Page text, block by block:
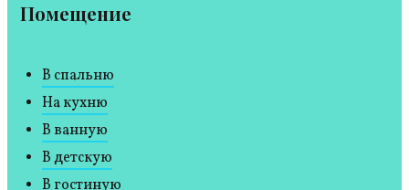
Помещение
В спальню
На кухню
В ванную
В детскую
В гостиную